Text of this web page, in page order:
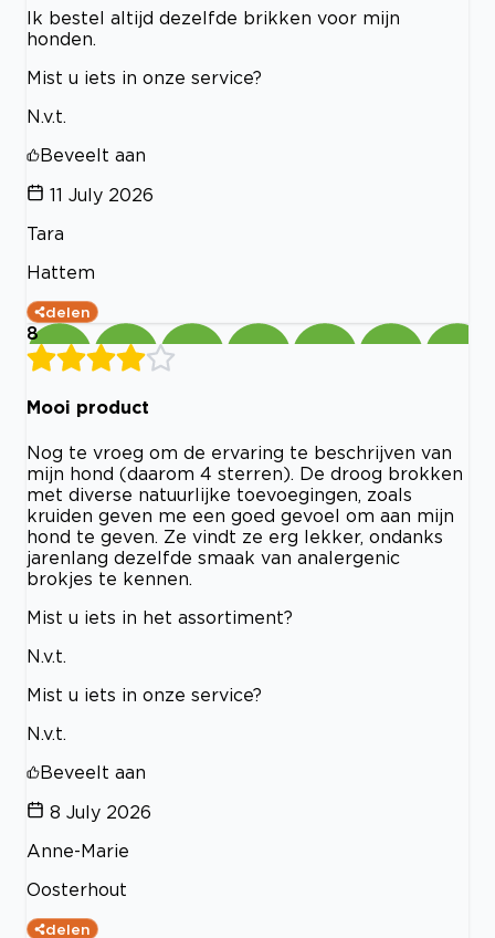
Ik bestel altijd dezelfde brikken voor mijn
honden.
Mist u iets in onze service?
N.v.t.
Beveelt aan
11 July 2026
Tara
Hattem
delen
8
Mooi product
Nog te vroeg om de ervaring te beschrijven van
mijn hond (daarom 4 sterren). De droog brokken
met diverse natuurlijke toevoegingen, zoals
kruiden geven me een goed gevoel om aan mijn
hond te geven. Ze vindt ze erg lekker, ondanks
jarenlang dezelfde smaak van analergenic
brokjes te kennen.
Mist u iets in het assortiment?
N.v.t.
Mist u iets in onze service?
N.v.t.
Beveelt aan
8 July 2026
Anne-Marie
Oosterhout
delen